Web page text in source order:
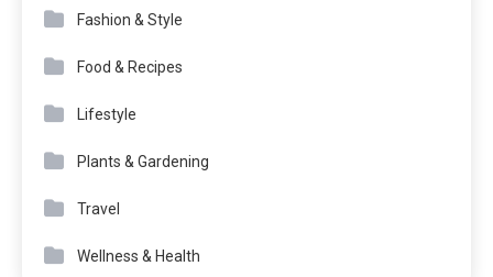
Fashion & Style
Food & Recipes
Lifestyle
Plants & Gardening
Travel
Wellness & Health